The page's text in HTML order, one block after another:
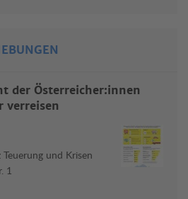
der Österreicher:innen
verreisen
und Krisen
1